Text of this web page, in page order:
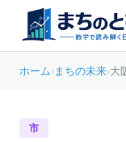
ホーム›まちの未来›大
市